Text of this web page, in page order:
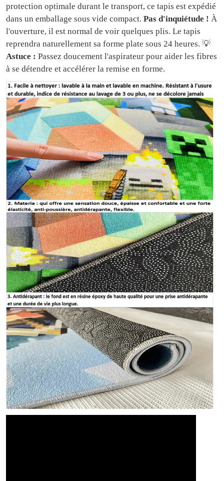
protection optimale durant le transport, ce tapis est expédié
dans un emballage sous vide compact. Pas d'inquiétude ! À
l'ouverture, il est normal de voir quelques plis. Le tapis
reprendra naturellement sa forme plate sous 24 heures. 💡
Astuce : Passez doucement l'aspirateur pour aider les fibres
à se détendre et accélérer la remise en forme.